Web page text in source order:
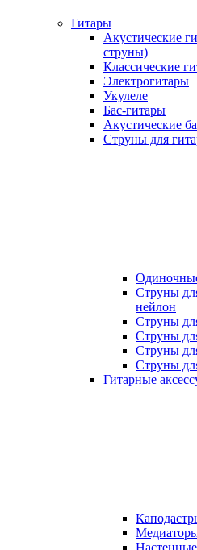
Гитары
Акустические
струны)
Классические
Электрогитары
Укулеле
Бас-гитары
Акустические
Струны для
Струны
нейлон
Струны
Струны
Струны
Струны
Гитарные